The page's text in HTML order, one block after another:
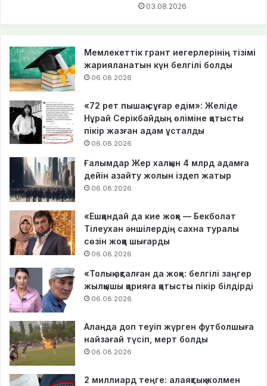
03.08.2026
Мемлекеттік грант иегерлерінің тізімі
жарияланатын күн белгілі болды
06.08.2026
«72 рет пышақ сұғар едім»: Желіде
Нұрай Серікбайдың өліміне қатысты
пікір жазған адам ұсталды
06.08.2026
Ғалымдар Жер халқын 4 млрд адамға
дейін азайту жолын іздеп жатыр
06.08.2026
«Ешқандай да кие жоқ» — Бекболат
Тілеухан әншілердің сахна туралы
сөзін жоққа шығарды
06.08.2026
«Толық ақталған да жоқ»: белгілі заңгер
жылқышы қарияға қатысты пікір білдірді
06.08.2026
Алаңда доп теуіп жүрген футболшыға
найзағай түсіп, мерт болды
06.08.2026
2 миллиард теңге: алаяқтық жолмен